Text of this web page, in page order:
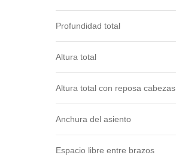
Profundidad total
Altura total
Altura total con reposa cabezas
Anchura del asiento
Espacio libre entre brazos